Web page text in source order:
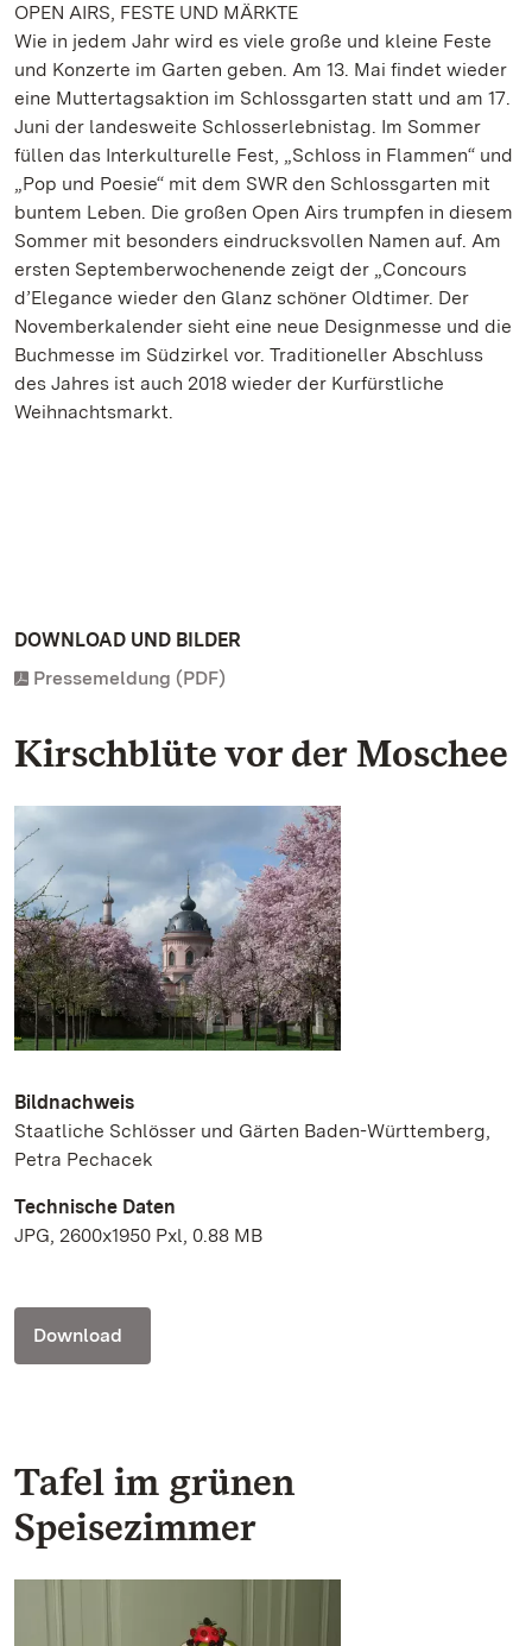
OPEN AIRS, FESTE UND MÄRKTE
Wie in jedem Jahr wird es viele große und kleine Feste
und Konzerte im Garten geben. Am 13. Mai findet wieder
eine Muttertagsaktion im Schlossgarten statt und am 17.
Juni der landesweite Schlosserlebnistag. Im Sommer
füllen das Interkulturelle Fest, „Schloss in Flammen“ und
„Pop und Poesie“ mit dem SWR den Schlossgarten mit
buntem Leben. Die großen Open Airs trumpfen in diesem
Sommer mit besonders eindrucksvollen Namen auf. Am
ersten Septemberwochenende zeigt der „Concours
d’Elegance wieder den Glanz schöner Oldtimer. Der
Novemberkalender sieht eine neue Designmesse und die
Buchmesse im Südzirkel vor. Traditioneller Abschluss
des Jahres ist auch 2018 wieder der Kurfürstliche
Weihnachtsmarkt.
DOWNLOAD UND BILDER
Pressemeldung (PDF)
Kirschblüte vor der Moschee
Bildnachweis
Staatliche Schlösser und Gärten Baden-Württemberg,
Petra Pechacek
Technische Daten
JPG, 2600x1950 Pxl, 0.88 MB
Download
Tafel im grünen
Speisezimmer